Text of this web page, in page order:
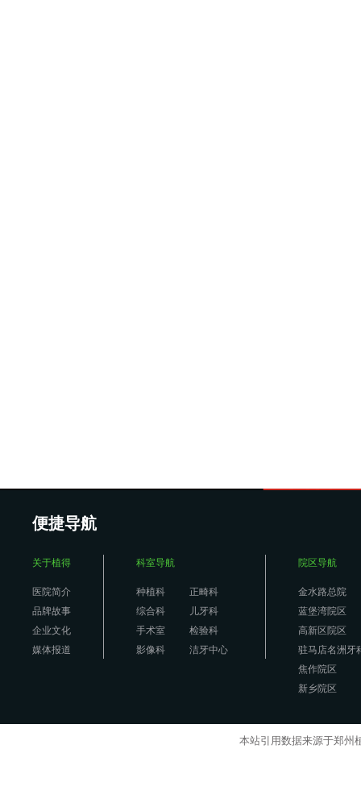
便捷导航
关于植得
医院简介
品牌故事
企业文化
媒体报道
科室导航
种植科
正畸科
综合科
儿牙科
手术室
检验科
影像科
洁牙中心
院区导航
金水路总院
蓝堡湾院区
高新区院区
驻马店名洲牙
焦作院区
新乡院区
本站引用数据来源于郑州